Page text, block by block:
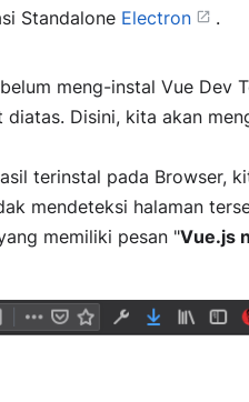
Standalone Electron .
meng-instal Vue Dev
diatas. Disini, kita akan
terinstal pada Browser,
mendeteksi halaman
memiliki pesan "Vue.js